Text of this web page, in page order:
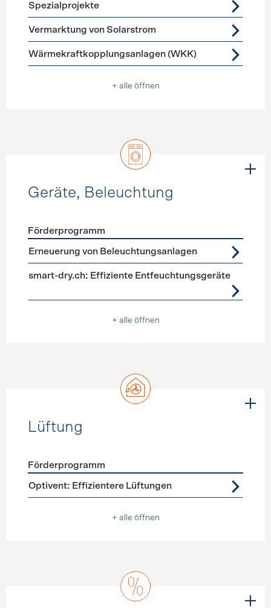
Spezialprojekte
Vermarktung von Solarstrom
Wärmekraftkopplungsanlagen (WKK)
+ alle öffnen
Geräte, Beleuchtung
Förderprogramme Geräte, Beleuchtung
Förderprogramm
Erneuerung von Beleuchtungsanlagen
smart-dry.ch: Effiziente Entfeuchtungsgeräte
+ alle öffnen
Lüftung
Förderprogramme Lüftung
Förderprogramm
Optivent: Effizientere Lüftungen
+ alle öffnen